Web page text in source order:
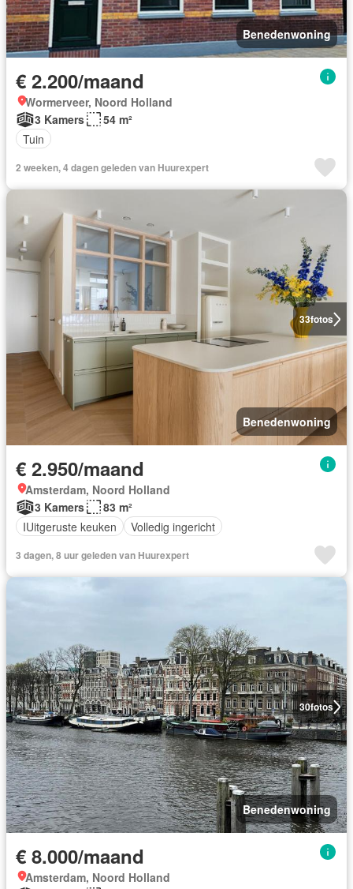
Benedenwoning
€ 2.200/maand
Wormerveer, Noord Holland
3 Kamers
54 m²
Tuin
2 weeken, 4 dagen geleden van Huurexpert
33fotos
Benedenwoning
€ 2.950/maand
Amsterdam, Noord Holland
3 Kamers
83 m²
IUitgeruste keuken
Volledig ingericht
3 dagen, 8 uur geleden van Huurexpert
30fotos
Benedenwoning
€ 8.000/maand
Amsterdam, Noord Holland